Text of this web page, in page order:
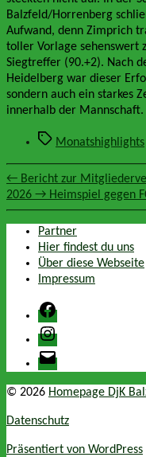
Balzfeld/Horrenberg
Aufwand, denn Zimprich
toller Vorlage sehenswert
Siegtreffer (90.+2). Nach
Heidelberg war dieser
sondern auch ein starkes
innerhalb der Mannschaft.
Schlagwörter
Monatshighlights
← Bericht zur
2026 → Heimspiel gegen
Partner
Hier findest du uns
Über diese Webseite
Impressum
Facebook
Instagram
E-
Mail
© 2026 Homepage DjK
Datenschutz
Präsentiert von WordPress